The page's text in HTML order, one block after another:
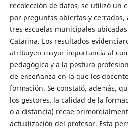
recolección de datos, se utilizó un
por preguntas abiertas y cerradas,
tres escuelas municipales
Catarina. Los resultados
atribuyen mayor importancia al
pedagógica y a la postura
de enseñanza en la que los
formación. Se constató, además,
los gestores, la calidad de la
o a distancia) recae
actualización del profesor. Esta